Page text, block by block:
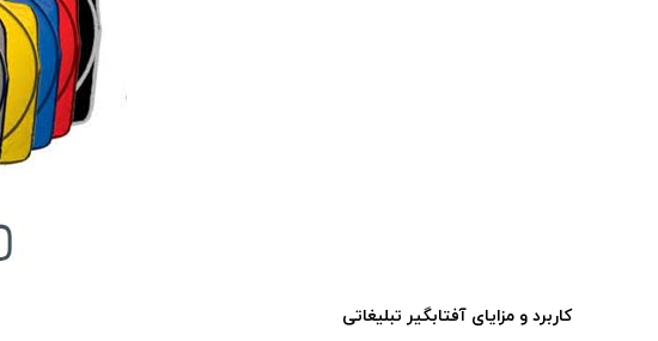
کاربرد و مزایای آفتابگیر تبلیغاتی